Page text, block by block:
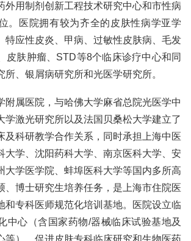
外用制剂创新工程技术研究中心和市性病
。医院拥有较为齐全的皮肤性病学亚学
特应性皮炎、甲病、过敏性皮肤病、毛发
皮肤肿瘤、STD等8个临床诊疗中心和同
所、银屑病研究所和光医学研究所。
附属医院，与哈佛大学麻省总院光医学中
学激光研究所以及法国贝桑松大学建立了
及科研教学合作关系，同时承担上海中医
大学、沈阳药科大学、南京医科大学、安
大学医学院、蚌埠医科大学等国内多所高
、博士研究生培养任务，是上海市住院医
和专科医师规范化培训基地。医院设立临
中心（含国家药物/器械临床试验基地及
等），促进皮肤专科临床研究和生物医药